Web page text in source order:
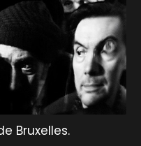
Bruxelles.